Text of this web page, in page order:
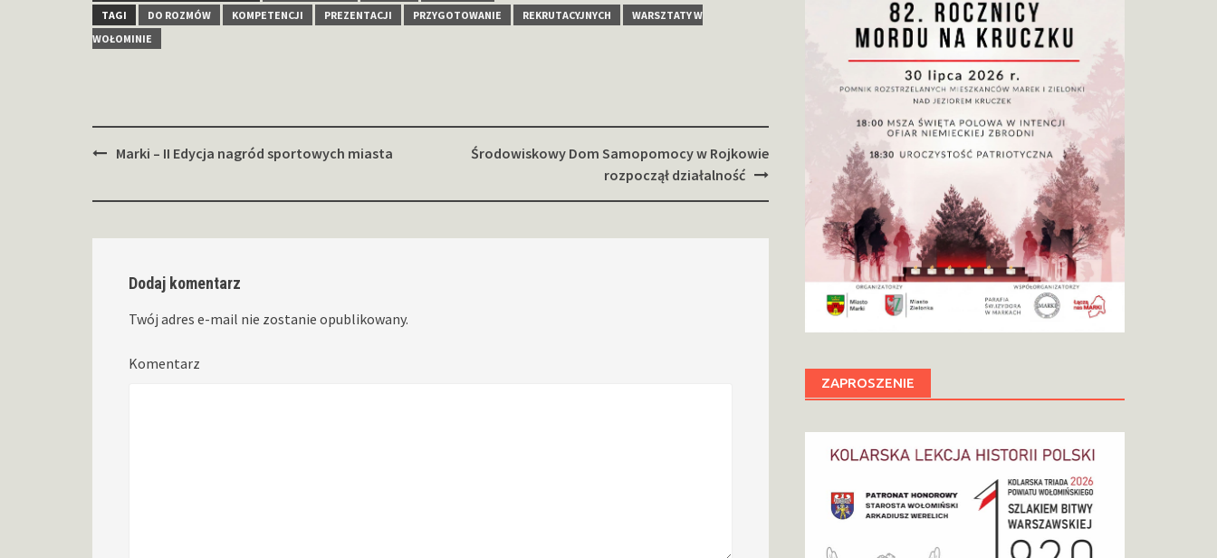
TAGI
DO ROZMÓW KOMPETENCJI PREZENTACJI PRZYGOTOWANIE REKRUTACYJNYCH
WARSZTATY W
WOŁOMINIE
Zobacz
Marki – II Edycja nagród sportowych miasta
Środowiskowy Dom Samopomocy w Rojkowie
rozpoczął działalność
Dodaj komentarz
Twój adres e-mail nie zostanie opublikowany.
Komentarz
ZAPROSZENIE